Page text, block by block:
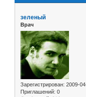
зеленый
Врач
Зарегистрирован: 2009-
Приглашений: 0